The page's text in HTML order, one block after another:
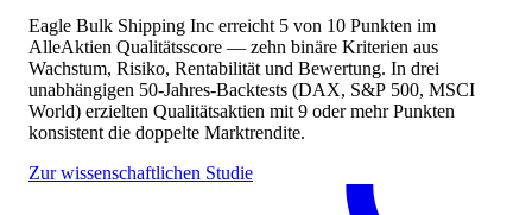
Eagle Bulk Shipping Inc erreicht 5 von 10 Punkten im
AlleAktien Qualitätsscore — zehn binäre Kriterien aus
Wachstum, Risiko, Rentabilität und Bewertung. In drei
unabhängigen 50-Jahres-Backtests (DAX, S&P 500, MSCI
World) erzielten Qualitätsaktien mit 9 oder mehr Punkten
konsistent die doppelte Marktrendite.
Zur wissenschaftlichen Studie